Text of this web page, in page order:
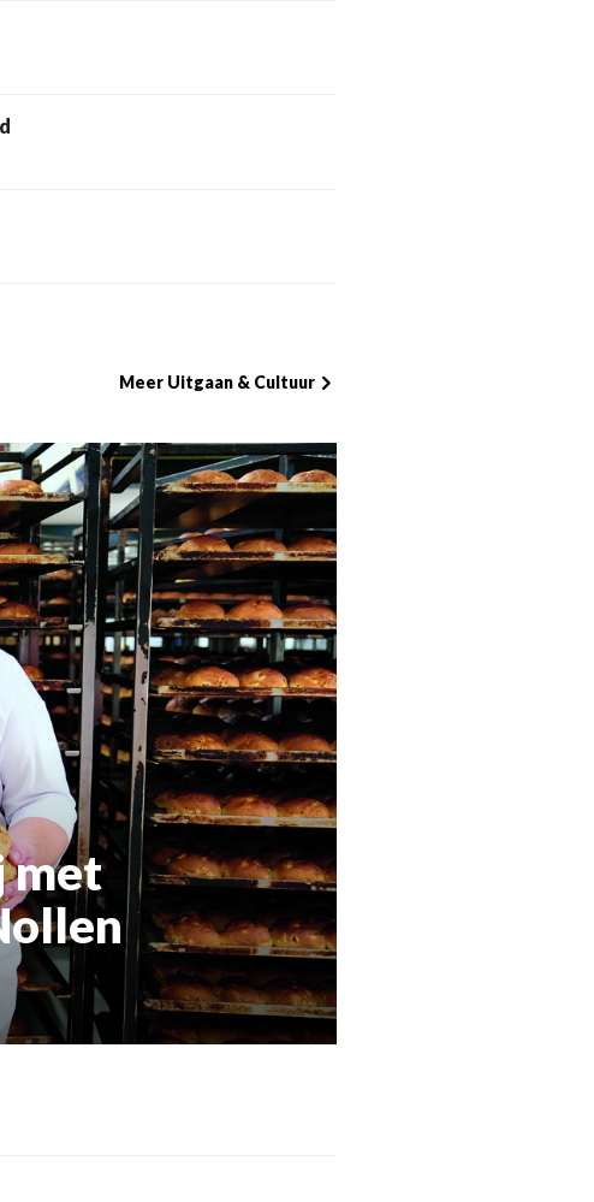
Meer Uitgaan & Cultuur
met